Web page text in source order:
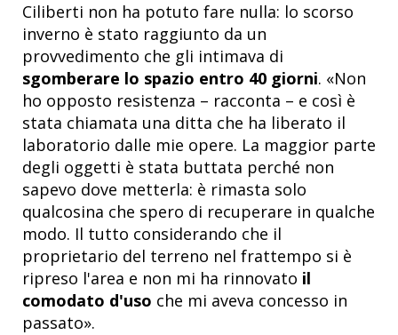
Ciliberti non ha potuto fare nulla: lo scorso
inverno è stato raggiunto da un
provvedimento che gli intimava di
sgomberare lo spazio entro 40 giorni. «Non
ho opposto resistenza – racconta – e così è
stata chiamata una ditta che ha liberato il
laboratorio dalle mie opere. La maggior parte
degli oggetti è stata buttata perché non
sapevo dove metterla: è rimasta solo
qualcosina che spero di recuperare in qualche
modo. Il tutto considerando che il
proprietario del terreno nel frattempo si è
ripreso l'area e non mi ha rinnovato il
comodato d'uso che mi aveva concesso in
passato».